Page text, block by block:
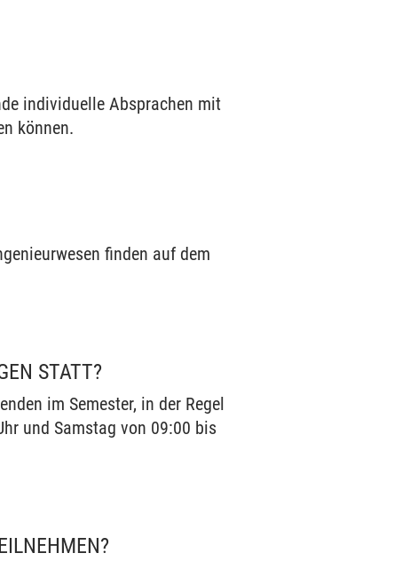
individuelle Absprachen mit
können.
finden auf dem
STATT?
im Semester, in der Regel
und Samstag von 09:00 bis